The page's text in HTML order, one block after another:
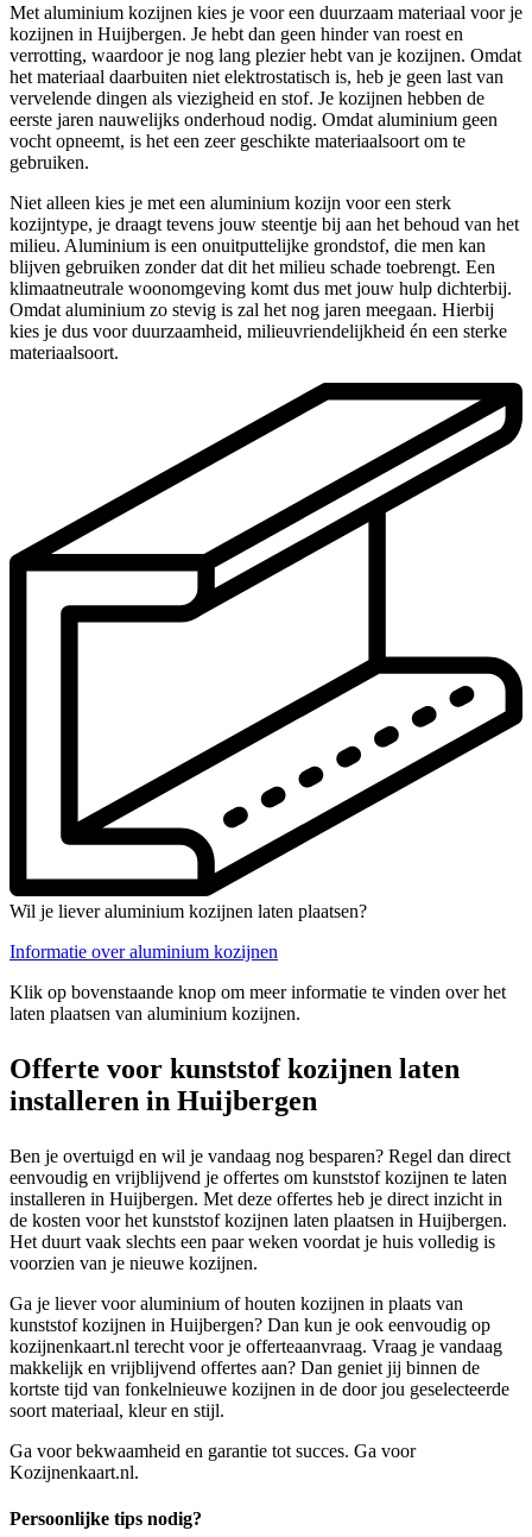
Met aluminium kozijnen kies je voor een duurzaam materiaal voor je
kozijnen in Huijbergen. Je hebt dan geen hinder van roest en
verrotting, waardoor je nog lang plezier hebt van je kozijnen. Omdat
het materiaal daarbuiten niet elektrostatisch is, heb je geen last van
vervelende dingen als viezigheid en stof. Je kozijnen hebben de
eerste jaren nauwelijks onderhoud nodig. Omdat aluminium geen
vocht opneemt, is het een zeer geschikte materiaalsoort om te
gebruiken.
Niet alleen kies je met een aluminium kozijn voor een sterk
kozijntype, je draagt tevens jouw steentje bij aan het behoud van het
milieu. Aluminium is een onuitputtelijke grondstof, die men kan
blijven gebruiken zonder dat dit het milieu schade toebrengt. Een
klimaatneutrale woonomgeving komt dus met jouw hulp dichterbij.
Omdat aluminium zo stevig is zal het nog jaren meegaan. Hierbij
kies je dus voor duurzaamheid, milieuvriendelijkheid én een sterke
materiaalsoort.
Wil je liever aluminium kozijnen laten plaatsen?
Informatie over aluminium kozijnen
Klik op bovenstaande knop om meer informatie te vinden over het
laten plaatsen van aluminium kozijnen.
Offerte voor kunststof kozijnen laten
installeren in Huijbergen
Ben je overtuigd en wil je vandaag nog besparen? Regel dan direct
eenvoudig en vrijblijvend je offertes om kunststof kozijnen te laten
installeren in Huijbergen. Met deze offertes heb je direct inzicht in
de kosten voor het kunststof kozijnen laten plaatsen in Huijbergen.
Het duurt vaak slechts een paar weken voordat je huis volledig is
voorzien van je nieuwe kozijnen.
Ga je liever voor aluminium of houten kozijnen in plaats van
kunststof kozijnen in Huijbergen? Dan kun je ook eenvoudig op
kozijnenkaart.nl terecht voor je offerteaanvraag. Vraag je vandaag
makkelijk en vrijblijvend offertes aan? Dan geniet jij binnen de
kortste tijd van fonkelnieuwe kozijnen in de door jou geselecteerde
soort materiaal, kleur en stijl.
Ga voor bekwaamheid en garantie tot succes. Ga voor
Kozijnenkaart.nl.
Persoonlijke tips nodig?